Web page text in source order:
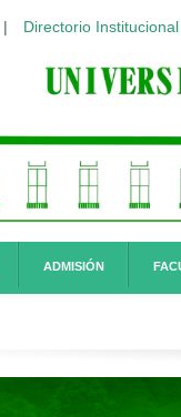
| Directorio Institucional
ADMISIÓN